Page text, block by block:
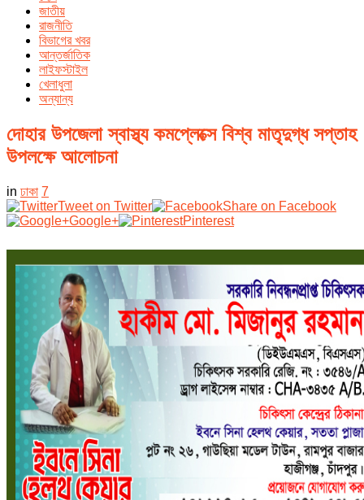
জাতীয়
রাজনীতি
বিভাগের খবর
আন্তর্জাতিক
লাইফস্টাইল
খেলাধুলা
অন্যান্য
দোহার উপজেলা স্বাস্থ্য কমপ্লেক্সে বিশ্ব মাতৃদুগ্ধ সপ্তাহ
উপলক্ষে আলোচনা
in ঢাকা 7
Tweet on Twitter
Share on Facebook
Google+
Pinterest